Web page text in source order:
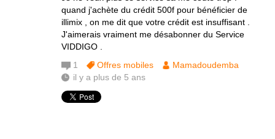
quand j'achète du crédit 500f pour bénéficier de
illimix , on me dit que votre crédit est insuffisant .
J'aimerais vraiment me désabonner du Service
VIDDIGO .
1 Offres mobiles
Mamadoudemba
il y a plus de 5 ans